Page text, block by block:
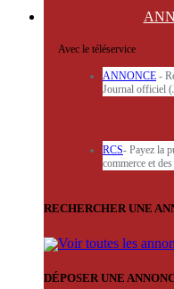
Avec le téléservice
ANNONCE -
Journal officiel
RCS- Payez la
commerce et des
RECHERCHER UNE
Voir toutes les
DÉPOSER UNE